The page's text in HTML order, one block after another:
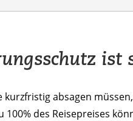
ist
kurzfristig absagen
100% des Reisepreises